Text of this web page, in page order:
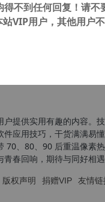
户提供实用有趣的内容。
件应用技巧，干货满满易
70、80、90 后重温像素
青春回响，期待与同好相遇
版权声明 捐赠VIP 友情链
得不到任何回复！请
站VIP用户，其他用户